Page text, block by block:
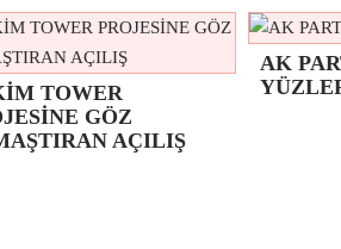
TOWER
GÖZ
AÇILIŞ
AK